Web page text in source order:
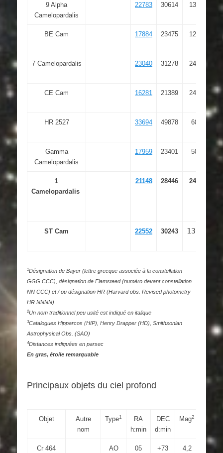
9 Alpha
Camelopardalis
22783 30614
13298
BE Cam 17884 23475
12916
7 Camelopardalis 23040 31278
24929
CE Cam 16281 21389
24061
HR 2527 33694 49878
6022
Gamma
Camelopardalis
17959 23401
5006
1
Camelopardalis
21148 28446
24672
ST Cam 22552 30243 13285
1Désignation de Bayer (lettre grecque associée à la constellation
GGG CCC), désignation de Flamsteed (numéro devant constellation
NN CCC) et / ou désignation HR (Harvard obs. Revised photometry
HR NNNN)
2Un nom traditionnel peu usité est indiqué en italique
3Catalogues Hipparcos (HIP), Henry Drapper (HD), Smithsonian
Astrophysical Obs. (SAO)
4Distances indiquées en parsec
En gras, étoile remarquable
Principaux objets du ciel profond
Objet
Autre
nom
Type1
RA
h:min
DEC
d:min
Mag2
Cr 464 AO
05
+73
4,2